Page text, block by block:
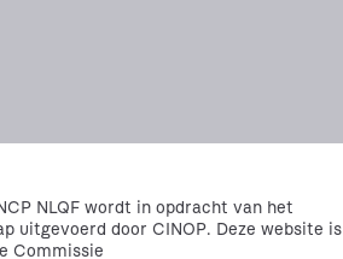
NLQF wordt in opdracht van het
uitgevoerd door CINOP. Deze website is
Commissie